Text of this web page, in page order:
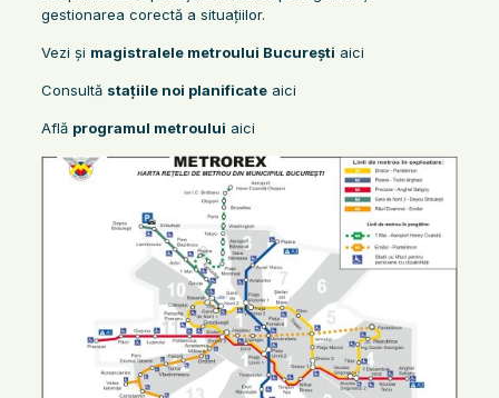
gestionarea corectă a situațiilor.
Vezi și magistralele metroului București aici
Consultă stațiile noi planificateaici
Află programul metroului aici